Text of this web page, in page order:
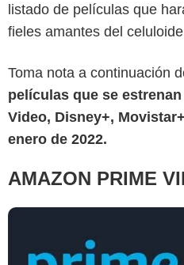
listado de películas que
fieles amantes del
Toma nota a continuación
películas que se
Video, Disney+,
enero de 2022.
AMAZON PRIME